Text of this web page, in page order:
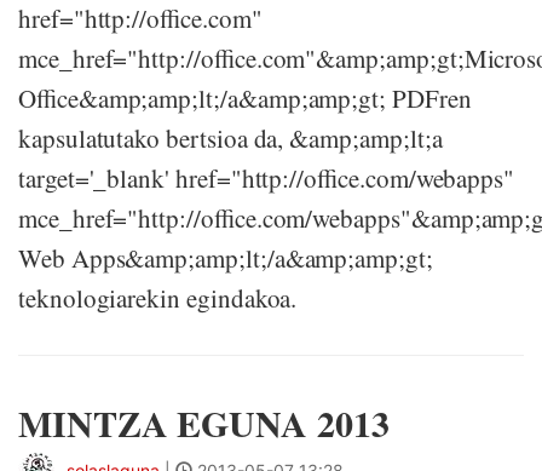
href="http://office.com"
mce_href="http://
Office&amp;amp;lt;/a&amp;amp;gt; PDFren
kapsulatutako bertsioa da, &amp;amp;lt;a
target='_blank' href="http://office.com/webapps"
mce_href="http://office.com/
Web Apps&amp;amp;lt;/a&amp;amp;gt;
teknologiarekin egindakoa.
MINTZA EGUNA 2013